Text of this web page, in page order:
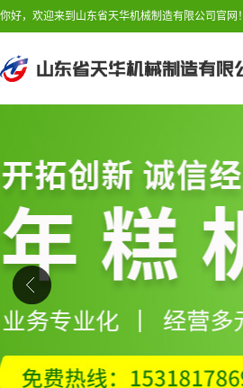
你好，欢迎来到山东省天华机械制造有限公司官网！